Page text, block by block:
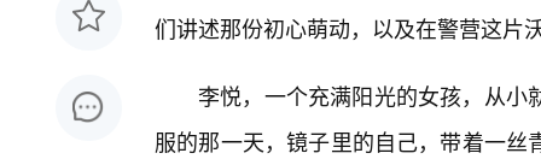
们讲述那份初心萌动，以及在警营这片
李悦，一个充满阳光的女孩，从小
服的那一天，镜子里的自己，带着一